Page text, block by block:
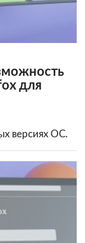
для
версиях ОС.